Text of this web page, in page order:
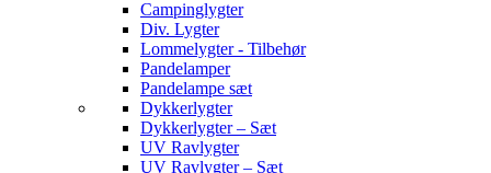
Campinglygter
Div. Lygter
Lommelygter - Tilbehør
Pandelamper
Pandelampe sæt
Dykkerlygter
Dykkerlygter – Sæt
UV Ravlygter
UV Ravlygter – Sæt